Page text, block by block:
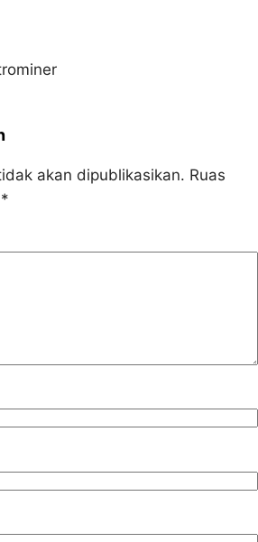
akan dipublikasikan. Ruas
*